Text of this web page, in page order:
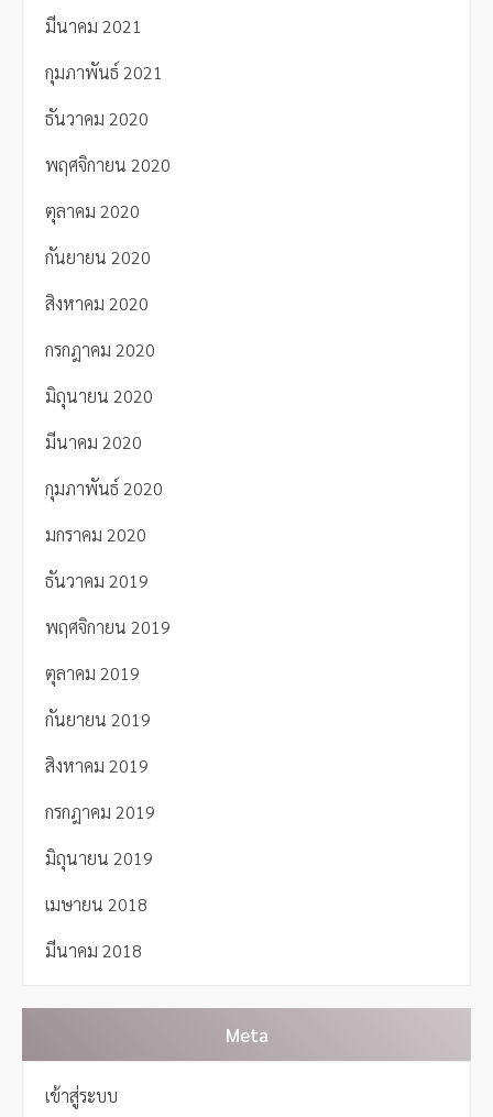
มีนาคม 2021
กุมภาพันธ์ 2021
ธันวาคม 2020
พฤศจิกายน 2020
ตุลาคม 2020
กันยายน 2020
สิงหาคม 2020
กรกฎาคม 2020
มิถุนายน 2020
มีนาคม 2020
กุมภาพันธ์ 2020
มกราคม 2020
ธันวาคม 2019
พฤศจิกายน 2019
ตุลาคม 2019
กันยายน 2019
สิงหาคม 2019
กรกฎาคม 2019
มิถุนายน 2019
เมษายน 2018
มีนาคม 2018
Meta
เข้าสู่ระบบ